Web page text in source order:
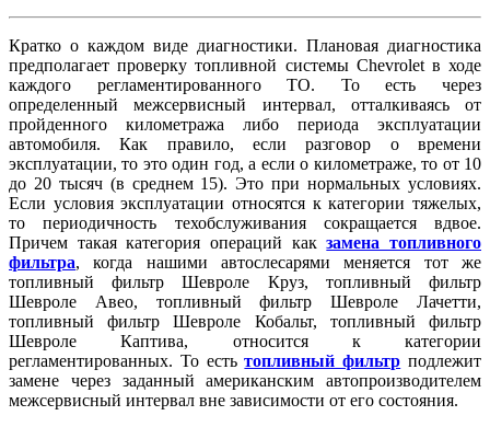
Кратко о каждом виде диагностики. Плановая диагностика
предполагает проверку топливной системы Chevrolet в ходе
каждого регламентированного ТО. То есть через
определенный межсервисный интервал, отталкиваясь от
пройденного километража либо периода эксплуатации
автомобиля. Как правило, если разговор о времени
эксплуатации, то это один год, а если о километраже, то от 10
до 20 тысяч (в среднем 15). Это при нормальных условиях.
Если условия эксплуатации относятся к категории тяжелых,
то периодичность техобслуживания сокращается вдвое.
Причем такая категория операций какзамена топливного
фильтра, когда нашими автослесарями меняется тот же
топливный фильтр Шевроле Круз, топливный фильтр
Шевроле Авео, топливный фильтр Шевроле Лачетти,
топливный фильтр Шевроле Кобальт, топливный фильтр
Шевроле Каптива, относится к категории
регламентированных. То естьтопливный фильтр подлежит
замене через заданный американским автопроизводителем
межсервисный интервал вне зависимости от его состояния.